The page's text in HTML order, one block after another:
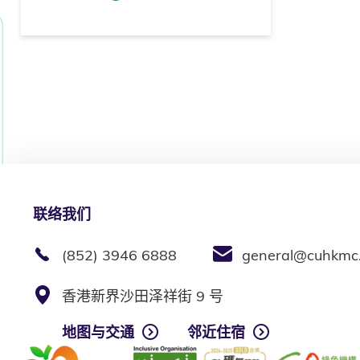
联络我们
(852) 3946 6888
香港新界沙田泽祥街 9 号
地图与交通
邻近住宿